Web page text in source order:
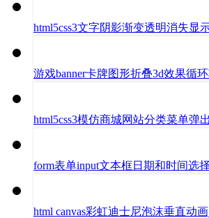
html5css3文字阴影渐变透明消失显
游戏banner卡牌图形折叠3d效果循
html5css3模仿商城网站分类菜单弹
form表单input文本框日期和时间选
html canvas彩虹迪士尼泡沫垂直动